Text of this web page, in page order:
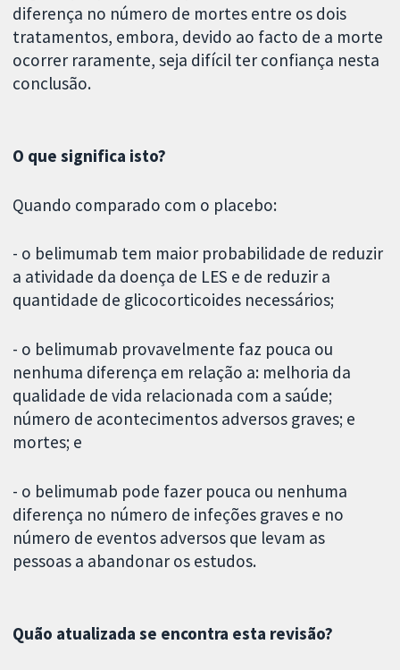
diferença no número de mortes entre os dois
tratamentos, embora, devido ao facto de a morte
ocorrer raramente, seja difícil ter confiança nesta
conclusão.
O que significa isto?
Quando comparado com o placebo:
- o belimumab tem maior probabilidade de reduzir
a atividade da doença de LES e de reduzir a
quantidade de glicocorticoides necessários;
- o belimumab provavelmente faz pouca ou
nenhuma diferença em relação a: melhoria da
qualidade de vida relacionada com a saúde;
número de acontecimentos adversos graves; e
mortes; e
- o belimumab pode fazer pouca ou nenhuma
diferença no número de infeções graves e no
número de eventos adversos que levam as
pessoas a abandonar os estudos.
Quão atualizada se encontra esta revisão?